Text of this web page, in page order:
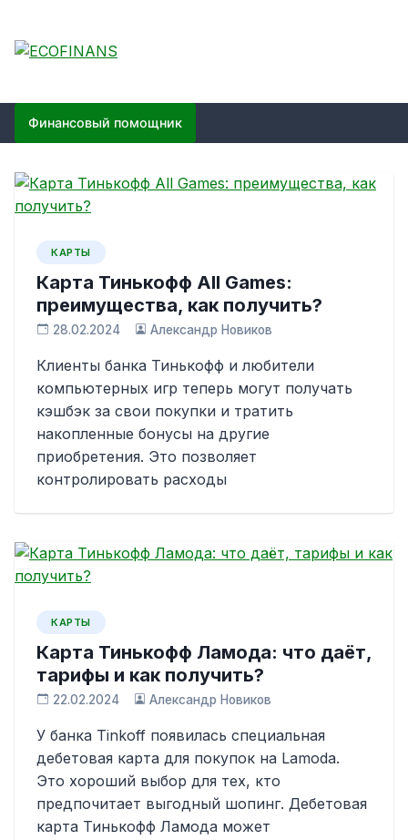
content
ECOFINANS
Финансовый помощник
КАРТЫ
Карта Тинькофф All Games:
преимущества, как получить?
28.02.2024 Александр Новиков
Клиенты банка Тинькофф и любители
компьютерных игр теперь могут получать
кэшбэк за свои покупки и тратить
накопленные бонусы на другие
приобретения. Это позволяет
контролировать расходы
КАРТЫ
Карта Тинькофф Ламода: что даёт,
тарифы и как получить?
22.02.2024 Александр Новиков
У банка Tinkoff появилась специальная
дебетовая карта для покупок на Lamoda.
Это хороший выбор для тех, кто
предпочитает выгодный шопинг. Дебетовая
карта Тинькофф Ламода может